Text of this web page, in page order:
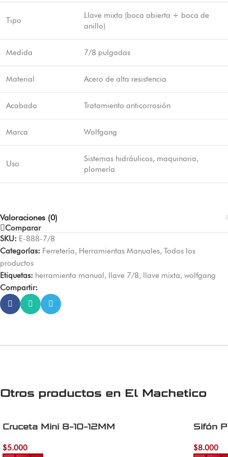
Tipo
Llave mixta (boca abierta + boca de
anillo)
Medida 7/8 pulgadas
Material Acero de alta resistencia
Acabado Tratamiento anticorrosión
Marca Wolfgang
Uso
Sistemas hidráulicos, maquinaria,
plomería
Valoraciones (0)
Comparar
SKU: E-888-7/8
Categorías: Ferretería, Herramientas Manuales, Todos los
productos
Etiquetas: herramienta manual, llave 7/8, llave mixta, wolfgang
Compartir:
Otros productos en El Machetico
Cruceta Mini 8-10-12MM
$5.000
Añadir al carrito
Sifón
$8.000
Añadir al